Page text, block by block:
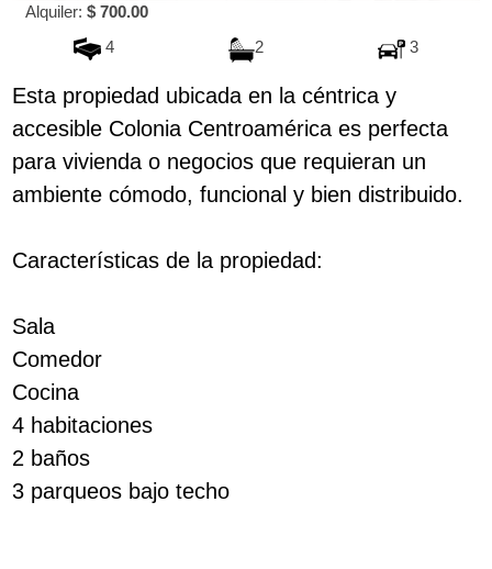
Alquiler: $ 700.00
4
2 3
Esta propiedad ubicada en la céntrica y
accesible Colonia Centroamérica es perfecta
para vivienda o negocios que requieran un
ambiente cómodo, funcional y bien distribuido.
Características de la propiedad:
Sala
Comedor
Cocina
4 habitaciones
2 baños
3 parqueos bajo techo